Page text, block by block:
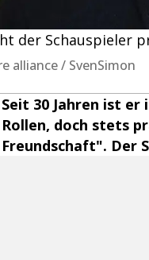
der Schauspieler
alliance / SvenSimon
Seit 30 Jahren ist
Rollen, doch stets
Freundschaft". Der